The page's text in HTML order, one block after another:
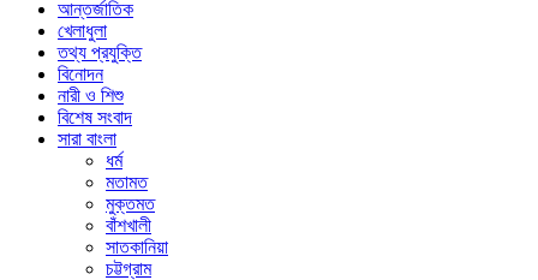
আন্তর্জাতিক
খেলাধুলা
তথ্য প্রযুক্তি
বিনোদন
নারী ও শিশু
বিশেষ সংবাদ
সারা বাংলা
ধর্ম
মতামত
মুক্তমত
বাঁশখালী
সাতকানিয়া
চট্টগ্রাম